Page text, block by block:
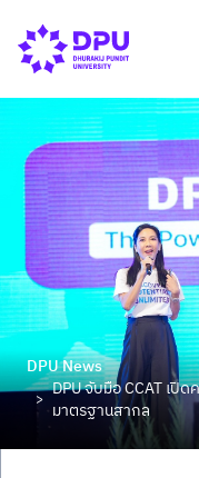
DPU News
> DPU จับมือ CCAT เปิ
มาตรฐานสากล